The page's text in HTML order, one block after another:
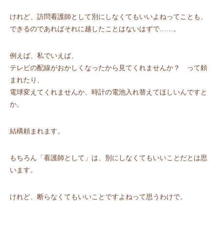
けれど、訪問看護師として別にしなくてもいいよねってことも、
できるのであればそれに越したことはないはずで……。
例えば、私でいえば、
テレビの配線がおかしくなったから見てくれませんか？ って頼
まれたり、
電球変えてくれませんか、時計の電池入れ替えてほしいんですと
か。
結構頼まれます。
もちろん「看護師として」は、別にしなくてもいいことだとは思
います。
けれど、断らなくてもいいことですよねって思うわけで。